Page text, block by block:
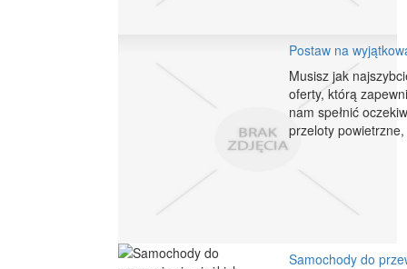
Postaw na
Musisz jak
oferty, którą
nam spełnić
przeloty
Samochody do